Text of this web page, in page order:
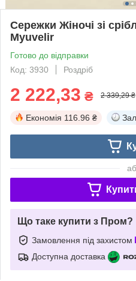
Сережки Жіночі зі
Myuvelir
Готово до відправки
Код: 3930
Роздріб
2 222,33 ₴ 2 339,29 ₴
Економія 116.96 ₴
Що таке купити з Пром?
Замовлення під захистом
Доступна доставка